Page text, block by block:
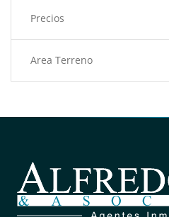
San Juan De Lurigancho
Precios
Area Terreno